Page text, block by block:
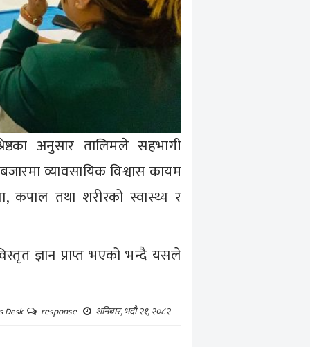
अनुसार तालिमले सहभागी
व्यावसायिक विश्वास कायम
कपाल तथा शरीरको स्वास्थ्य र
ज्ञान प्राप्त भएको भन्दै यसले
Desk response शनिबार, भदौ २१, २०८२